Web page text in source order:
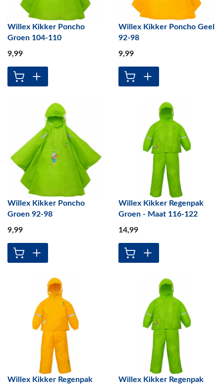
Willex Kikker Poncho
Groen 104-110
9,99
Willex Kikker Poncho Geel
92-98
9,99
Willex Kikker Poncho
Groen 92-98
9,99
Willex Kikker Regenpak
Groen - Maat 116-122
14,99
Willex Kikker Regenpak
Willex Kikker Regenpak